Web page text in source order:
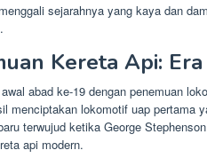
sejarahnya yang kaya dan
Kereta Api:
abad ke-19 dengan penemuan
menciptakan lokomotif uap pertama
terwujud ketika George
api modern.